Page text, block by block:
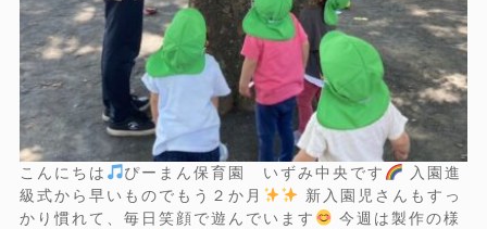
こんにちは ぴーまん保育園 いずみ中央です
入園進
級式から早いものでもう２か月
新入園児さんもすっ
かり慣れて、毎日笑顔で遊んでいます
今週は製作の様